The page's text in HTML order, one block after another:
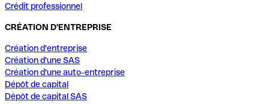
Crédit professionnel
CRÉATION D'ENTREPRISE
Création d'entreprise
Création d'une SAS
Création d'une auto-entreprise
Dépôt de capital
Dépôt de capital SAS